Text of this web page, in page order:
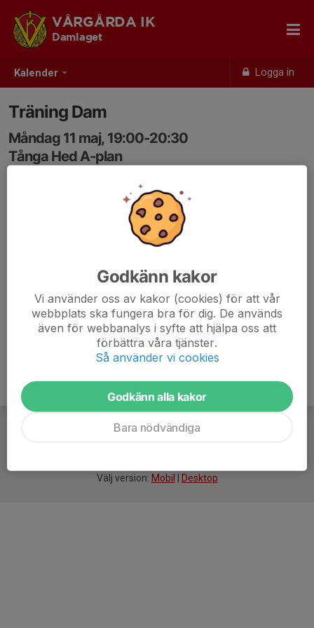
Kalender Logga in
VÅRGÅRDA IK
Damlaget
Träning Dam
Måndag 11 maj, 19:00-20:30
Tånga Hed A-plan
Svara i kallelsen och ange anledning om man inte kan
Välj version: Mobil Desktop
Godkänn kakor
Vi använder oss av kakor (cookies) för att vår
webbplats ska fungera bra för dig. De används
även för webbanalys i syfte att hjälpa oss att
förbättra våra tjänster.
Så använder vi cookies
Godkänn alla kakor
Bara nödvändiga